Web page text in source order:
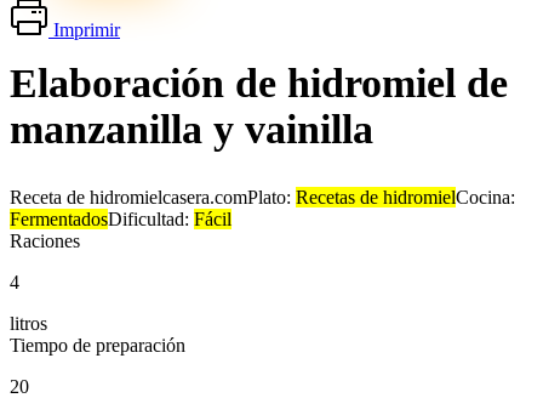
Imprimir
Elaboración de hidromiel de
manzanilla y vainilla
Receta de hidromielcasera.comPlato: Recetas de hidromielCocina:
FermentadosDificultad: Fácil
Raciones
4
litros
Tiempo de preparación
20